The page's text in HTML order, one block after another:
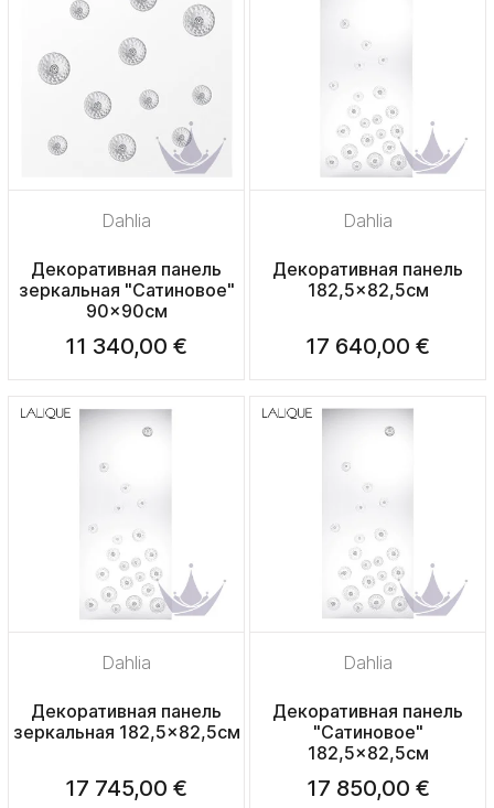
Dahlia
Декоративная панель
зеркальная "Сатиновое"
90x90см
11 340,00 €
Dahlia
Декоративная панель
182,5x82,5см
17 640,00 €
Dahlia
Декоративная панель
зеркальная 182,5x82,5см
17 745,00 €
Dahlia
Декоративная панель
"Сатиновое"
182,5x82,5см
17 850,00 €